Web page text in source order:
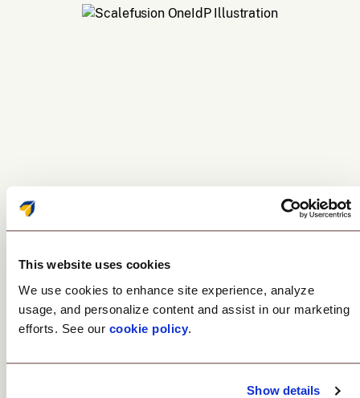
This website uses cookies
We use cookies to enhance site experience, analyze
usage, and personalize content and assist in our marketing
efforts. See our cookie policy.
Show details
Authenticeer altijd en overal
met apps van derden.
Beveilig uw accounts met een authenticatie-app van
derden. Deze apps genereren unieke,
tijdgebaseerde codes die een extra beveiligingslaag
minuten in en maak veiligere logins mogelijk.